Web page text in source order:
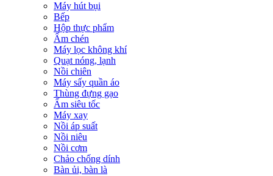
Máy hút bụi
Bếp
Hộp thực phẩm
Ấm chén
Máy lọc không khí
Quạt nóng, lạnh
Nồi chiên
Máy sấy quần áo
Thùng đựng gạo
Ấm siêu tốc
Máy xay
Nồi áp suất
Nồi niêu
Nồi cơm
Chảo chống dính
Bàn ủi, bàn là